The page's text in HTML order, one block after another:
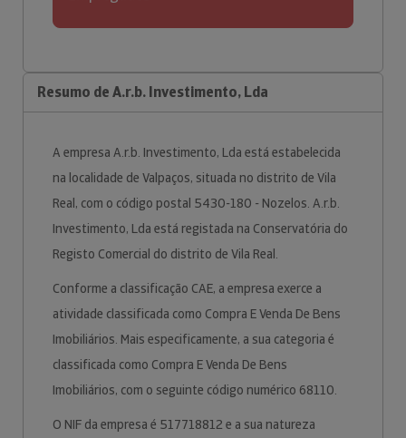
Resumo de A.r.b. Investimento, Lda
A empresa A.r.b. Investimento, Lda está estabelecida
na localidade de Valpaços, situada no distrito de Vila
Real, com o código postal 5430-180 - Nozelos. A.r.b.
Investimento, Lda está registada na Conservatória do
Registo Comercial do distrito de Vila Real.
Conforme a classificação CAE, a empresa exerce a
atividade classificada como Compra E Venda De Bens
Imobiliários. Mais especificamente, a sua categoria é
classificada como Compra E Venda De Bens
Imobiliários, com o seguinte código numérico 68110.
O NIF da empresa é 517718812 e a sua natureza